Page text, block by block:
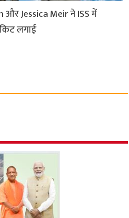
और Jessica Meir ने ISS में
लगाई